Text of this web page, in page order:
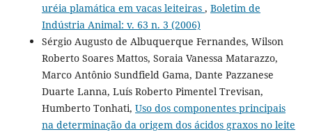
uréia plamática em vacas leiteiras , Boletim de
Indústria Animal: v. 63 n. 3 (2006)
Sérgio Augusto de Albuquerque Fernandes, Wilson
Roberto Soares Mattos, Soraia Vanessa Matarazzo,
Marco Antônio Sundfield Gama, Dante Pazzanese
Duarte Lanna, Luís Roberto Pimentel Trevisan,
Humberto Tonhati, Uso dos componentes principais
na determinação da origem dos ácidos graxos no leite